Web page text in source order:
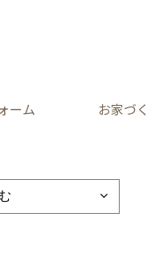
ーム お家づ